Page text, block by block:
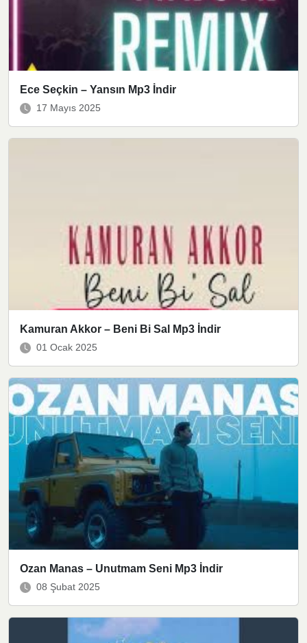
Ece Seçkin – Yansın Mp3 İndir
17 Mayıs 2025
Kamuran Akkor – Beni Bi Sal Mp3 İndir
01 Ocak 2025
Ozan Manas – Unutmam Seni Mp3 İndir
08 Şubat 2025